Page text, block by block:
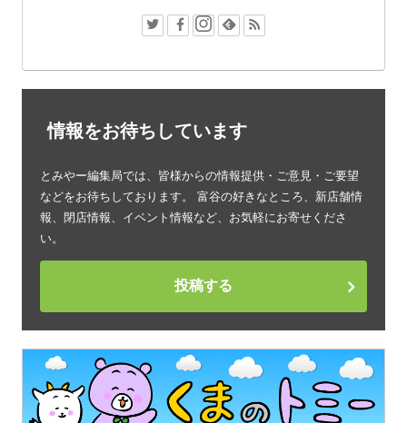
情報をお待ちしています
とみやー編集局では、皆様からの情報提供・ご意見・ご要望
などをお待ちしております。 富谷の好きなところ、新店舗情
報、閉店情報、イベント情報など、お気軽にお寄せくださ
い。
投稿する